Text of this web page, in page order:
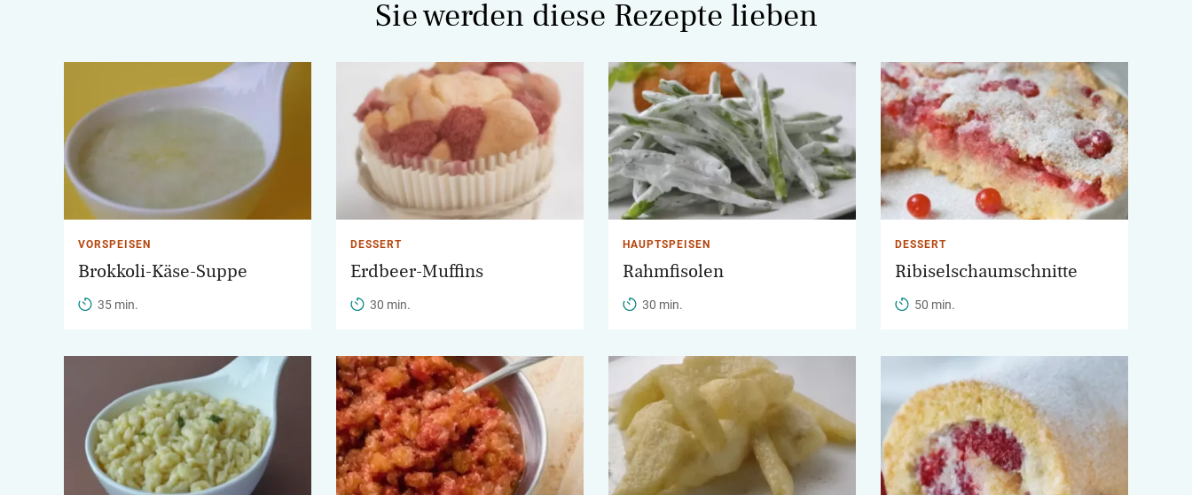
Sie werden diese Rezepte lieben
VORSPEISEN
Brokkoli-Käse-Suppe
35 min.
DESSERT
Erdbeer-Muffins
30 min.
HAUPTSPEISEN
Rahmfisolen
30 min.
DESSERT
Ribiselschaumschnitte
50 min.